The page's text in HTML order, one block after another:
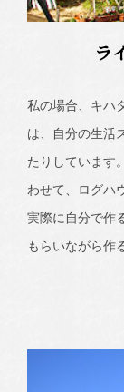
ラ
私の場合、キハ
は、自分の生活
たりしています
わせて、ログハ
実際に自分で作
もらいながら作